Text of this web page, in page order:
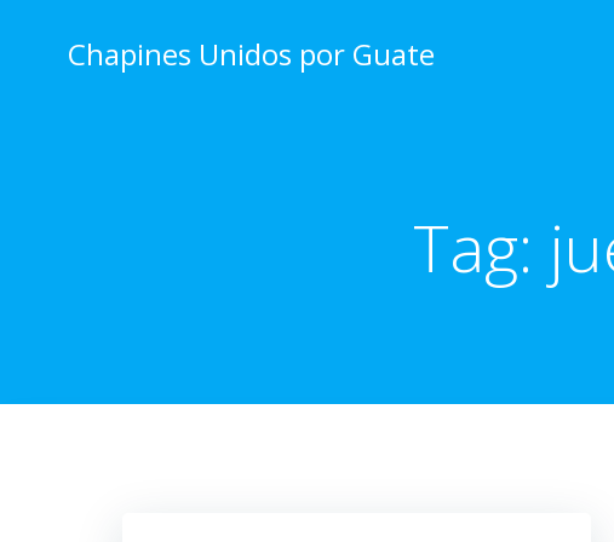
Chapines Unidos por Guate
Tag: